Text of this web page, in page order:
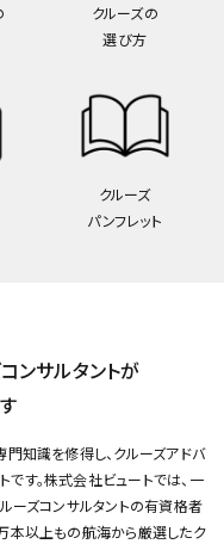
クルーズの
選び方
クルーズ
パンフレット
ンサルタントが
門知識を修得し、クルーズアドバ
す。株式会社ビュートでは、一
ーズコンサルタントの有資格者
本以上もの航海から厳選したク